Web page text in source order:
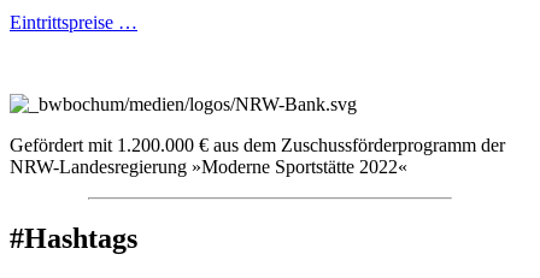
Eintrittspreise …
Gefördert mit 1.200.000 € aus dem Zuschussförderprogramm der
NRW-Landesregierung »Moderne Sportstätte 2022«
#Hashtags